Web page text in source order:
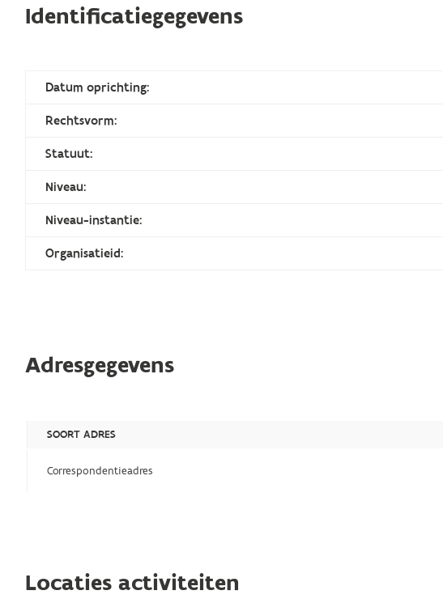
Identificatiegegevens
Datum oprichting:
Rechtsvorm:
Statuut:
Niveau:
Niveau-instantie:
Organisatieid:
Adresgegevens
SOORT ADRES
Correspondentieadres
Locaties activiteiten